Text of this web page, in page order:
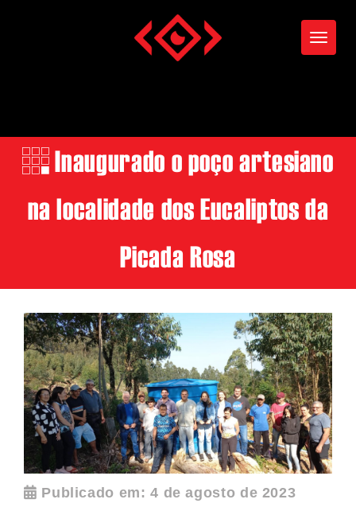
Inaugurado o poço artesiano
na localidade dos Eucaliptos da
Picada Rosa
Publicado em: 4 de agosto de 2023